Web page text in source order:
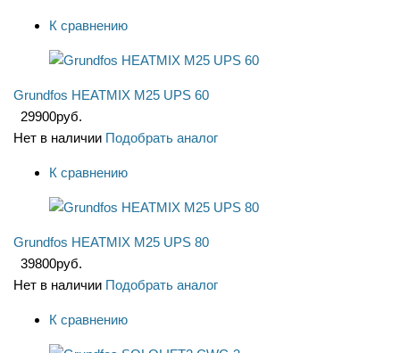
К сравнению
Grundfos HEATMIX M25 UPS 60
29900руб.
Нет в наличии Подобрать аналог
К сравнению
Grundfos HEATMIX M25 UPS 80
39800руб.
Нет в наличии Подобрать аналог
К сравнению